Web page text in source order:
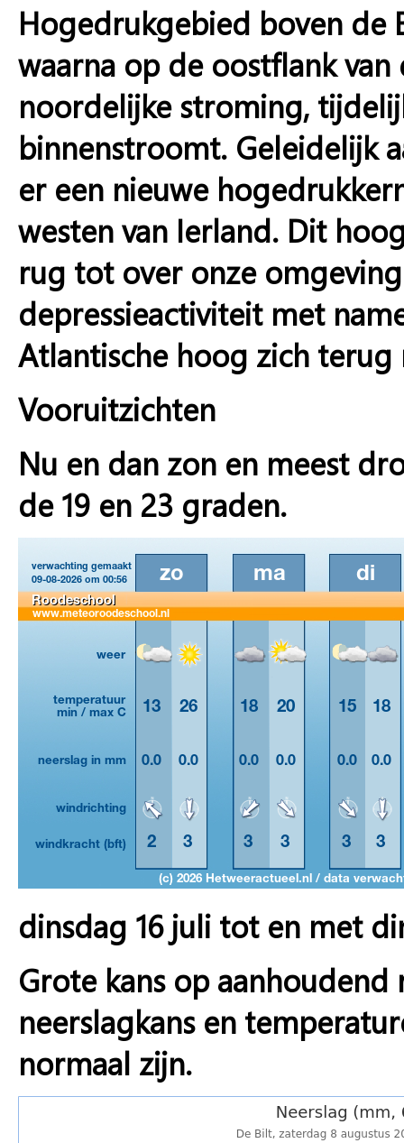
Hogedrukgebied boven de
waarna op de oostflank
noordelijke stroming,
binnenstroomt. Geleidelijk
er een nieuwe
westen van Ierland. Dit
rug tot over onze
depressieactiviteit met
Atlantische hoog zich
Vooruitzichten
Nu en dan zon en meest
de 19 en 23 graden.
dinsdag 16 juli tot en met
Grote kans op
neerslagkans en
normaal zijn.